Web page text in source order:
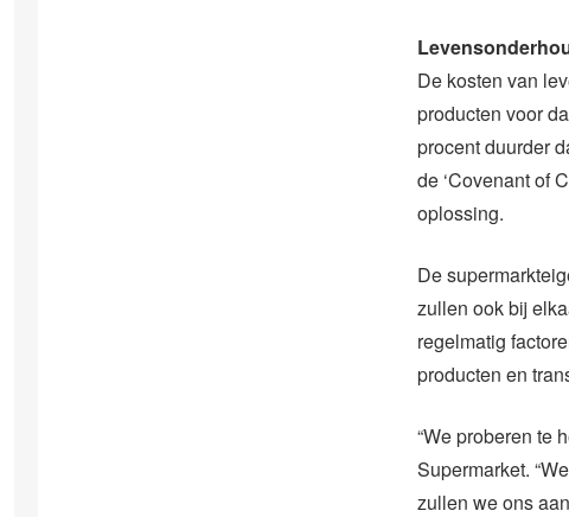
De kosten van
producten voor
procent duurder
de ‘Covenant of
oplossing.
De
zullen ook bij
regelmatig
producten en
“We proberen te
Supermarket.
zullen we ons